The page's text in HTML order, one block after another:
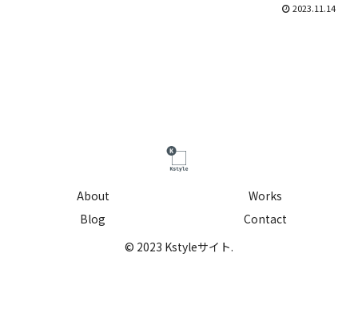
2023.11.14
About
Works
Blog
Contact
© 2023 Kstyleサイト.